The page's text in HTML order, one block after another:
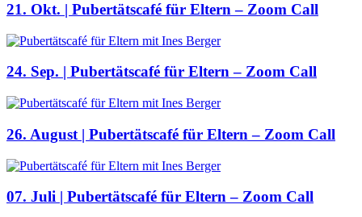
21. Okt. | Pubertätscafé für Eltern – Zoom Call
24. Sep. | Pubertätscafé für Eltern – Zoom Call
26. August | Pubertätscafé für Eltern – Zoom Call
07. Juli | Pubertätscafé für Eltern – Zoom Call